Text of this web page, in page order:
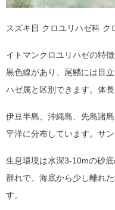
スズキ目 クロユリハゼ科 ク
イトマンクロユリハゼの特
黒色線があり、尾鰭には目
ハゼ属と区別できます。体長
伊豆半島、沖縄島、先島諸
平洋に分布しています。サ
生息環境は水深3-10mの砂
群れで、海底から少し離れ
す。